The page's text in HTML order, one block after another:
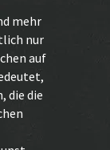
mehr
nur
auf
die die